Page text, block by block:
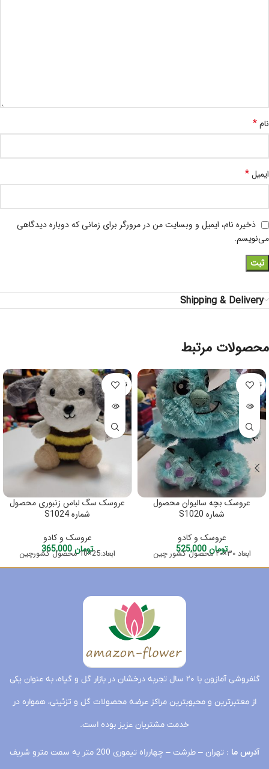
نام*
ایمیل*
ذخیره نام، ایمیل و وبسایت من در مرورگر برای زمانی که دوباره دیدگاهی
می‌نویسم.
Shipping & Delivery
محصولات مرتبط
تمام شده
عروسک بچه سالیوان محصول
شماره S1020
عروسک و کادو
تومان
ابعاد ۳۰×۲۰ محصول کشور چین
تمام شده
عروسک سگ لباس زنبوری محصول
شماره S1024
عروسک و کادو
تومان
ابعاد:25×10 محصول کشورچین
گلفروشی آمازون با ۲۰ سال تجربه درخشان در بازار گل و گیاه، به عنوان یکی
از معتبرترین و محبوبترین مراکز عرضه محصولات گل و تزئینی، همواره در
خدمت مشتریان عزیز بوده است.
آدرس ما
: تهران – طرشت – چهارراه تیموری 200 متر به سمت مترو شریف